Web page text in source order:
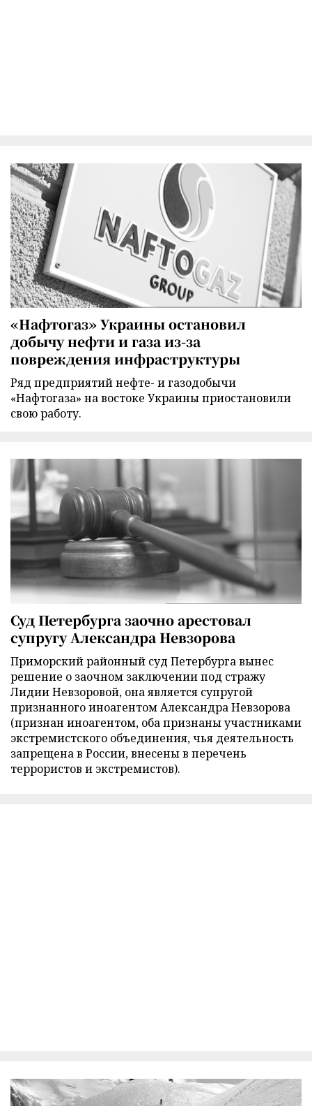
«Нафтогаз» Украины остановил
добычу нефти и газа из-за
повреждения инфраструктуры
Ряд предприятий нефте- и газодобычи
«Нафтогаза» на востоке Украины приостановили
свою работу.
Суд Петербурга заочно арестовал
супругу Александра Невзорова
Приморский районный суд Петербурга вынес
решение о заочном заключении под стражу
Лидии Невзоровой, она является супругой
признанного иноагентом Александра Невзорова
(признан иноагентом, оба признаны участниками
экстремистского объединения, чья деятельность
запрещена в России, внесены в перечень
террористов и экстремистов).